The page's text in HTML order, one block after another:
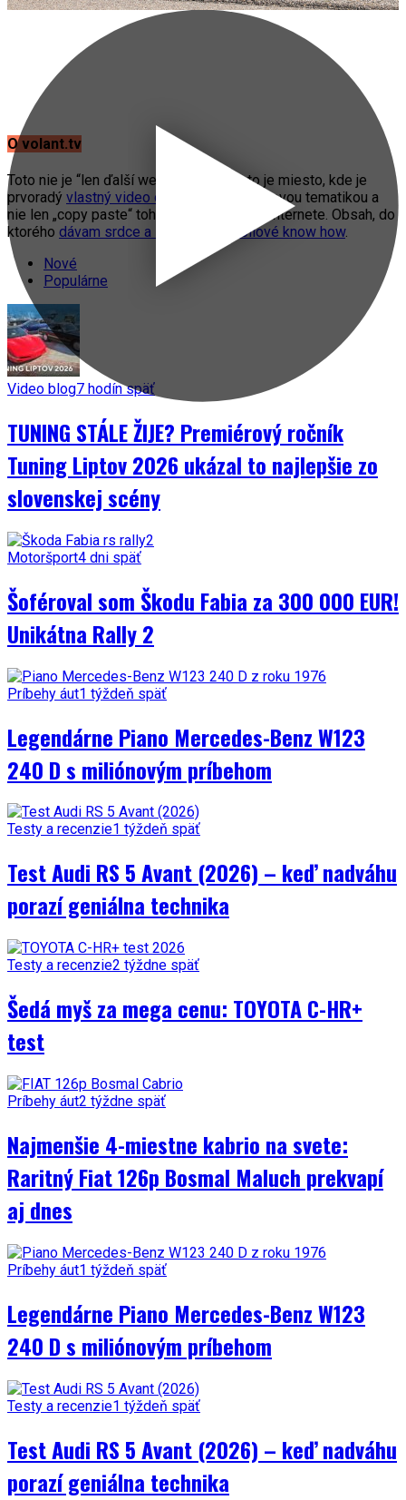
O volant.tv
Toto nie je “len ďalší web o autách”. Toto je miesto, kde je
prvoradý vlastný video obsah
s automobilovou tematikou a
nie len „copy paste“ toho, čo práve fičí na internete. Obsah, do
ktorého dávam srdce a svoje automobilové know how.
Nové
Populárne
Video blog7 hodín späť
TUNING STÁLE ŽIJE? Premiérový ročník
Tuning Liptov 2026 ukázal to najlepšie zo
slovenskej scény
Motoršport4 dni späť
Šoféroval som Škodu Fabia za 300 000 EUR!
Unikátna Rally 2
Príbehy áut1 týždeň späť
Legendárne Piano Mercedes-Benz W123
240 D s miliónovým príbehom
Testy a recenzie1 týždeň späť
Test Audi RS 5 Avant (2026) – keď nadváhu
porazí geniálna technika
Testy a recenzie2 týždne späť
Šedá myš za mega cenu: TOYOTA C-HR+
test
Príbehy áut2 týždne späť
Najmenšie 4-miestne kabrio na svete:
Raritný Fiat 126p Bosmal Maluch prekvapí
aj dnes
Príbehy áut1 týždeň späť
Legendárne Piano Mercedes-Benz W123
240 D s miliónovým príbehom
Testy a recenzie1 týždeň späť
Test Audi RS 5 Avant (2026) – keď nadváhu
porazí geniálna technika